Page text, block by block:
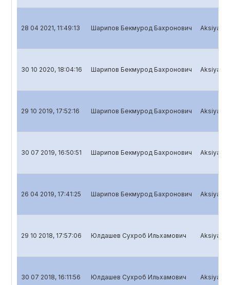
28 04 2021, 11:49:13 Шарипов Бекмурод Бахронович
30 10 2020, 18:04:16 Шарипов Бекмурод Бахронович
29 10 2019, 17:52:16 Шарипов Бекмурод Бахронович
30 07 2019, 16:50:51 Шарипов Бекмурод Бахронович
26 04 2019, 17:41:25 Шарипов Бекмурод Бахронович
29 10 2018, 17:57:06 Юлдашев Сухроб Ильхамович
30 07 2018, 16:11:56 Юлдашев Сухроб Ильхамович